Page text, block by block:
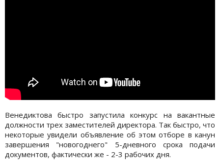
Венедиктова быстро запустила конкурс на вакантные
должности трех заместителей директора. Так быстро, что
некоторые увидели объявление об этом отборе в канун
завершения "новогоднего" 5-дневного срока подачи
документов, фактически же - 2-3 рабочих дня.